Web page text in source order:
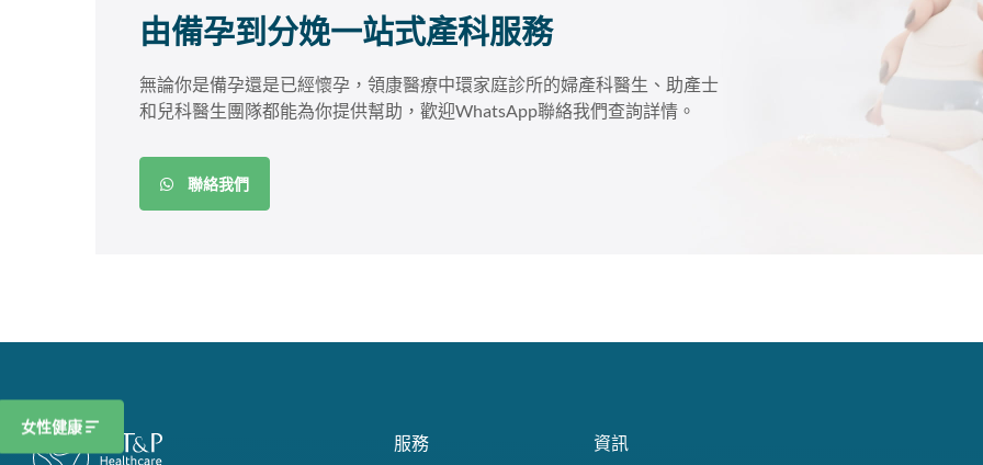
女性健康
由備孕到分娩一站式產科服務
無論你是備孕還是已經懷孕，領康醫療中環家庭診所的婦產科醫生、助產士
和兒科醫生團隊都能為你提供幫助，歡迎WhatsApp聯絡我們查詢詳情。
聯絡我們
服務 資訊